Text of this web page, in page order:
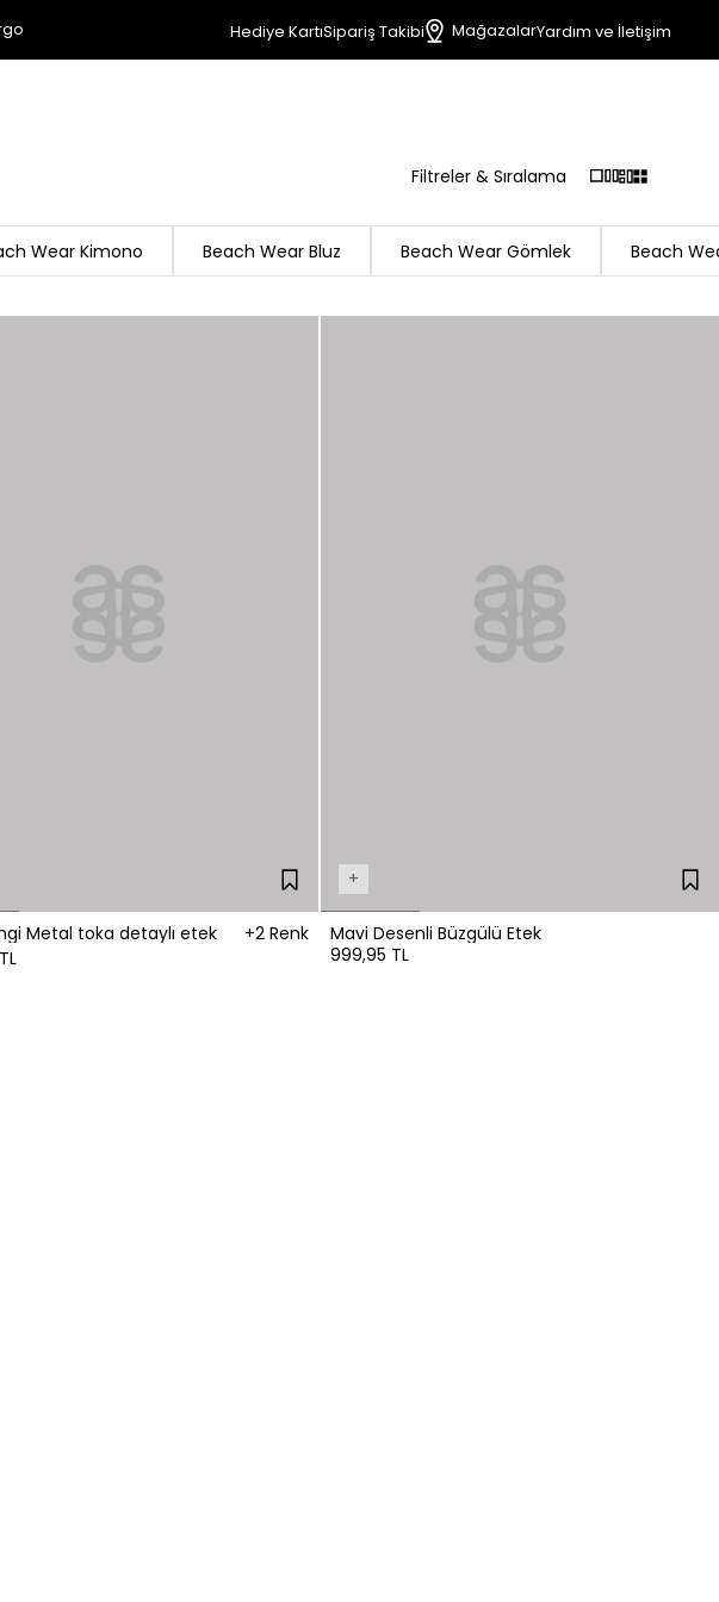
Hediye KartıSipariş Takibi MağazalarYardım ve İletişim
Filtreler & Sıralama
Wear Kimono Beach Wear Bluz Beach Wear Gömlek Beach
Metal toka detaylı etek
+2 Renk
+
Mavi Desenli Büzgülü Etek
999,95 TL